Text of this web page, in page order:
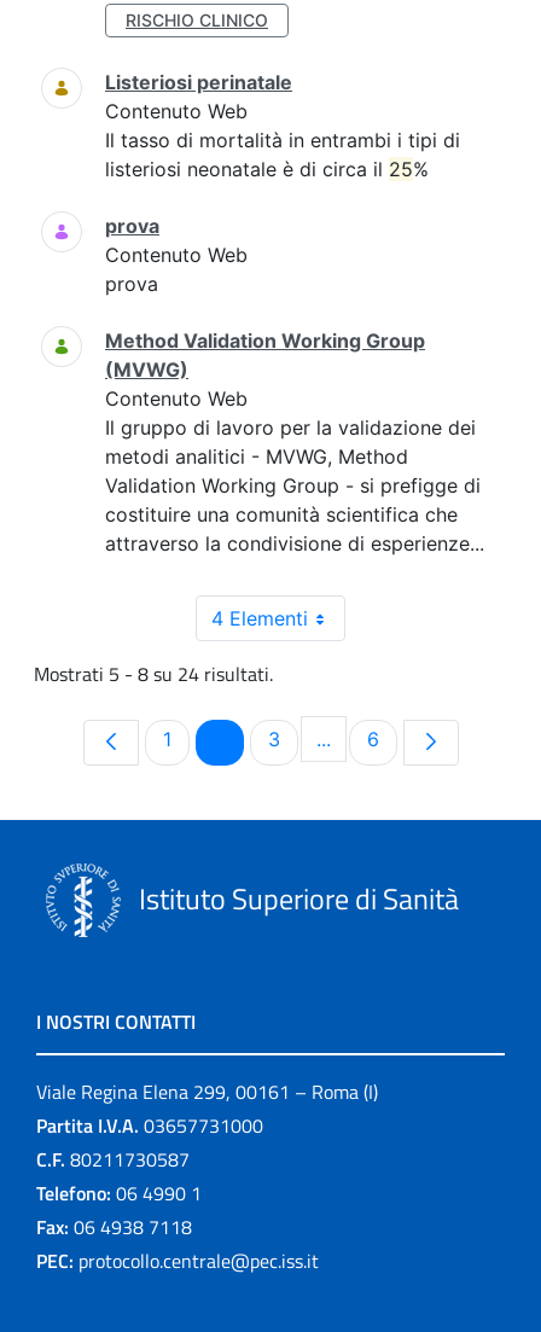
RISCHIO CLINICO
Listeriosi perinatale
Contenuto Web
Il tasso di mortalità in entrambi i tipi di
listeriosi neonatale è di circa il 25%
prova
Contenuto Web
prova
Method Validation Working Group
(MVWG)
Contenuto Web
Il gruppo di lavoro per la validazione dei
metodi analitici - MVWG, Method
Validation Working Group - si prefigge di
costituire una comunità scientifica che
attraverso la condivisione di esperienze...
4 Elementi
Mostrati 5 - 8 su 24 risultati.
Pagina
1 PaginaPagina
3 ...Pagine intermedie Use
Pagina
6
Istituto Superiore di Sanità
I NOSTRI CONTATTI
Viale Regina Elena 299, 00161 – Roma (I)
Partita I.V.A. 03657731000
C.F. 80211730587
Telefono: 06 4990 1
Fax: 06 4938 7118
PEC: protocollo.centrale@pec.iss.it